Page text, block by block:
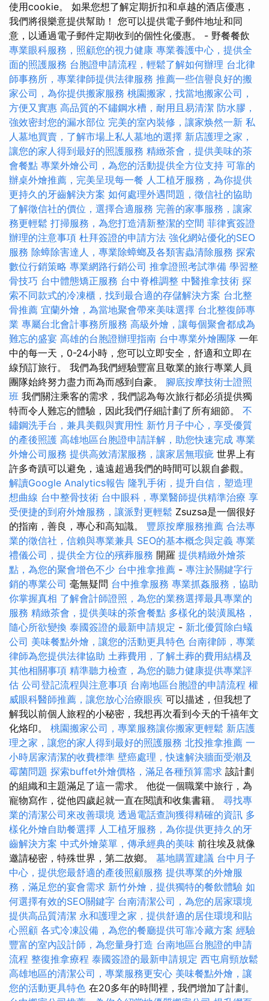
使用cookie。 如果您想了解定期折扣和卓越的酒店優惠，
我們將很樂意提供幫助！ 您可以提供電子郵件地址和同
意，以通過電子郵件定期收到的個性化優惠。 - 野餐餐飲
專業眼科服務，照顧您的視力健康 專業養護中心，提供全
面的照護服務 台胞證申請流程，輕鬆了解如何辦理 台北律
師事務所，專業律師提供法律服務 推薦一些信譽良好的搬
家公司，為你提供搬家服務 桃園搬家，找當地搬家公司，
方便又實惠 高品質的不鏽鋼水槽，耐用且易清潔 防水膠，
強效密封您的漏水部位 完美的室內裝修，讓家焕然一新 私
人墓地買賣，了解市場上私人墓地的選擇 新店護理之家，
讓您的家人得到最好的照護服務 精緻茶會，提供美味的茶
會餐點 專業外燴公司，為您的活動提供全方位支持 可靠的
辦桌外燴推薦，完美呈現每一餐 人工植牙服務，為你提供
更持久的牙齒解決方案 如何處理外遇問題，徵信社的協助
了解徵信社的價位，選擇合適服務 完善的家事服務，讓家
務更輕鬆 打掃服務，為您打造清新整潔的空間 菲律賓簽證
辦理的注意事項 杜拜簽證的申請方法 強化網站優化的SEO
服務 除蟑除害達人，專業除蟑螂及各類害蟲清除服務 探索
數位行銷策略 專業網路行銷公司 推拿證照考試準備 學習整
骨技巧 台中體態矯正服務 台中脊椎調整 中醫推拿技術 探
索不同款式的冷凍櫃，找到最合適的存儲解決方案 台北整
骨推薦 宜蘭外燴，為當地聚會帶來美味選擇 台北整復師專
業 專屬台北會計事務所服務 高級外燴，讓每個聚會都成為
難忘的盛宴 高雄的台胞證辦理指南 台中專業外燴團隊 一年
中的每一天，0-24小時，您可以立即安全，舒適和立即在
線預訂旅行。 我們為我們經驗豐富且敬業的旅行專業人員
團隊始終努力盡力而為而感到自豪。 腳底按摩技術士證照
班 我們關注乘客的需求，我們認為每次旅行都必須提供獨
特而令人難忘的體驗，因此我們仔細計劃了所有細節。 不
鏽鋼洗手台，兼具美觀與實用性 新竹月子中心，享受優質
的產後照護 高雄地區台胞證申請詳解，助您快速完成 專業
外燴公司服務 提供高效清潔服務，讓家居無瑕疵 世界上有
許多奇蹟可以避免，遠遠超過我們的時間可以親自參觀。
解讀Google Analytics報告 隆乳手術，提升自信，塑造理
想曲線 台中整骨技術 台中眼科，專業醫師提供精準治療 享
受便捷的到府外燴服務，讓派對更輕鬆 Zsuzsa是一個很好
的指南，善良，專心和高知識。 豐原按摩服務推薦 合法專
業的徵信社，信賴與專業兼具 SEO的基本概念與定義 專業
禮儀公司，提供全方位的殯葬服務 開羅 提供精緻外燴茶
點，為您的聚會增色不少 台中推拿推薦 - 專注於關鍵字行
銷的專業公司 毫無疑問 台中推拿服務 專業抓姦服務，協助
你掌握真相 了解會計師證照，為您的業務選擇最具專業的
服務 精緻茶會，提供美味的茶會餐點 多樣化的裝潢風格，
隨心所欲變換 泰國簽證的最新申請規定 - 新北優質除白蟻
公司 美味餐點外燴，讓您的活動更具特色 台南律師，專業
律師為您提供法律協助 土葬費用，了解土葬的費用結構及
其他相關事項 精準聽力檢查，為您的聽力健康提供專業評
估 公司登記流程與注意事項 台南地區台胞證的申請流程 權
威眼科醫師推薦，讓您放心治療眼疾 可以描述，但我想了
解我以前個人旅程的小秘密，我想再次看到今天的千禧年文
化烙印。 桃園搬家公司，專業服務讓你搬家更輕鬆 新店護
理之家，讓您的家人得到最好的照護服務 北投推拿推薦 一
小時居家清潔的收費標準 壁癌處理，快速解決牆面受潮及
霉菌問題 探索buffet外燴價格，滿足各種預算需求 該計劃
的組織和主題滿足了這一需求。 他從一個職業中旅行，為
寵物寫作，從他四歲起就一直在閱讀和收集書籍。 尋找專
業的清潔公司來改善環境 透過電話查詢獲得精確的資訊 多
樣化外燴自助餐選擇 人工植牙服務，為你提供更持久的牙
齒解決方案 中式外燴菜單，傳承經典的美味 前往埃及就像
邀請秘密，特殊世界，第二故鄉。 墓地購置建議 台中月子
中心，提供您最舒適的產後照顧服務 提供專業的外燴服
務，滿足您的宴會需求 新竹外燴，提供獨特的餐飲體驗 如
何選擇有效的SEO關鍵字 台南清潔公司，為您的居家環境
提供高品質清潔 永和護理之家，提供舒適的居住環境和貼
心照顧 各式冷凍設備，為您的餐廳提供可靠冷藏方案 經驗
豐富的室內設計師，為您量身打造 台南地區台胞證的申請
流程 整復推拿療程 泰國簽證的最新申請規定 西屯肩頸放鬆
高雄地區的清潔公司，專業服務更安心 美味餐點外燴，讓
您的活動更具特色 在20多年的時間裡，我們增加了計劃。